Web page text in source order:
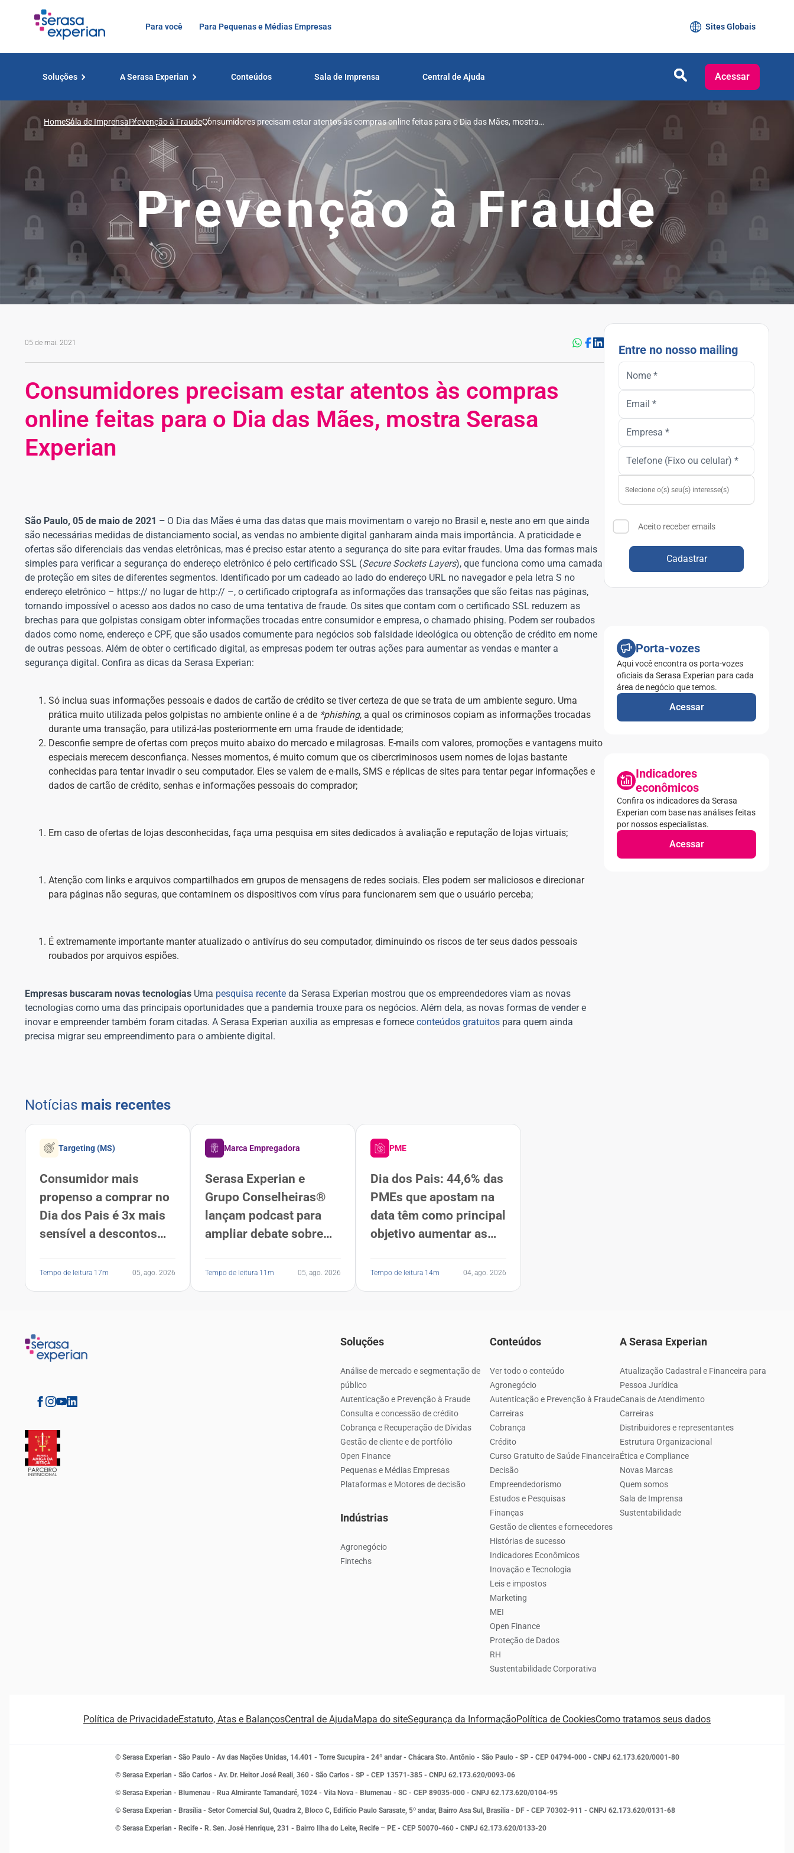
Para você Para Pequenas e Médias Empresas Sites Globais
Soluções A Serasa Experian Conteúdos Sala de Imprensa Central de Ajuda Acessar
HomeSala de ImprensaPrevenção à FraudeConsumidores precisam estar atentos às compras online feitas para o Dia das Mães, mostra
Prevenção à Fraude
05 de mai. 2021
Consumidores precisam estar atentos às compras
online feitas para o Dia das Mães, mostra Serasa
Experian
São Paulo, 05 de maio de 2021 – O Dia das Mães é uma das datas que mais movimentam o varejo no Brasil e, neste ano em que ainda
são necessárias medidas de distanciamento social, as vendas no ambiente digital ganharam ainda mais importância. A praticidade e
ofertas são diferenciais das vendas eletrônicas, mas é preciso estar atento a segurança do site para evitar fraudes. Uma das formas mais
simples para verificar a segurança do endereço eletrônico é pelo certificado SSL (Secure Sockets Layers), que funciona como uma camada
de proteção em sites de diferentes segmentos. Identificado por um cadeado ao lado do endereço URL no navegador e pela letra S no
endereço eletrônico – https:// no lugar de http:// –, o certificado criptografa as informações das transações que são feitas nas páginas,
tornando impossível o acesso aos dados no caso de uma tentativa de fraude. Os sites que contam com o certificado SSL reduzem as
brechas para que golpistas consigam obter informações trocadas entre consumidor e empresa, o chamado phising. Podem ser roubados
dados como nome, endereço e CPF, que são usados comumente para negócios sob falsidade ideológica ou obtenção de crédito em nome
de outras pessoas. Além de obter o certificado digital, as empresas podem ter outras ações para aumentar as vendas e manter a
segurança digital. Confira as dicas da Serasa Experian:
Só inclua suas informações pessoais e dados de cartão de crédito se tiver certeza de que se trata de um ambiente seguro. Uma
prática muito utilizada pelos golpistas no ambiente online é a de *phishing, a qual os criminosos copiam as informações trocadas
durante uma transação, para utilizá-las posteriormente em uma fraude de identidade;
Desconfie sempre de ofertas com preços muito abaixo do mercado e milagrosas. E-mails com valores, promoções e vantagens muito
especiais merecem desconfiança. Nesses momentos, é muito comum que os cibercriminosos usem nomes de lojas bastante
conhecidas para tentar invadir o seu computador. Eles se valem de e-mails, SMS e réplicas de sites para tentar pegar informações e
dados de cartão de crédito, senhas e informações pessoais do comprador;
Em caso de ofertas de lojas desconhecidas, faça uma pesquisa em sites dedicados à avaliação e reputação de lojas virtuais;
Atenção com links e arquivos compartilhados em grupos de mensagens de redes sociais. Eles podem ser maliciosos e direcionar
para páginas não seguras, que contaminem os dispositivos com vírus para funcionarem sem que o usuário perceba;
É extremamente importante manter atualizado o antivírus do seu computador, diminuindo os riscos de ter seus dados pessoais
roubados por arquivos espiões.
Empresas buscaram novas tecnologias Uma pesquisa recente da Serasa Experian mostrou que os empreendedores viam as novas
tecnologias como uma das principais oportunidades que a pandemia trouxe para os negócios. Além dela, as novas formas de vender e
inovar e empreender também foram citadas. A Serasa Experian auxilia as empresas e fornece conteúdos gratuitos para quem ainda
precisa migrar seu empreendimento para o ambiente digital.
Notícias mais recentes
Targeting (MS)
Consumidor mais
propenso a comprar no
Dia dos Pais é 3x mais
sensível a descontos
brasileiros, revela
Serasa Experian
Tempo de leitura 17m 05, ago. 2026
Marca Empregadora
Serasa Experian e
Grupo Conselheiras®
lançam podcast para
ampliar debate sobre
carreira
Tempo de leitura 11m 05, ago. 2026
PME
Dia dos Pais: 44,6% das
PMEs que apostam na
data têm como principal
objetivo aumentar as
pesquisa da Serasa
Experian
Tempo de leitura 14m 04, ago. 2026
Entre no nosso mailing
Aceito receber emails
Cadastrar
Porta-vozes
Aqui você encontra os porta-vozes
oficiais da Serasa Experian para cada
área de negócio que temos.
Acessar
Indicadores
econômicos
Confira os indicadores da Serasa
Experian com base nas análises feitas
por nossos especialistas.
Acessar
Soluções
Análise de mercado e segmentação de
público
Autenticação e Prevenção à Fraude
Consulta e concessão de crédito
Cobrança e Recuperação de Dívidas
Gestão de cliente e de portfólio
Open Finance
Pequenas e Médias Empresas
Plataformas e Motores de decisão
Indústrias
Agronegócio
Fintechs
Conteúdos
Ver todo o conteúdo
Agronegócio
Autenticação e Prevenção à Fraude
Carreiras
Cobrança
Crédito
Curso Gratuito de Saúde Financeira
Decisão
Empreendedorismo
Estudos e Pesquisas
Finanças
Gestão de clientes e fornecedores
Histórias de sucesso
Indicadores Econômicos
Inovação e Tecnologia
Leis e impostos
Marketing
MEI
Open Finance
Proteção de Dados
RH
Sustentabilidade Corporativa
A Serasa Experian
Atualização Cadastral e Financeira para
Pessoa Jurídica
Canais de Atendimento
Carreiras
Distribuidores e representantes
Estrutura Organizacional
Ética e Compliance
Novas Marcas
Quem somos
Sala de Imprensa
Sustentabilidade
Política de PrivacidadeEstatuto, Atas e BalançosCentral de AjudaMapa do siteSegurança da InformaçãoPolítica de CookiesComo tratamos seus dados
© Serasa Experian - São Paulo - Av das Nações Unidas, 14.401 - Torre Sucupira - 24º andar - Chácara Sto. Antônio - São Paulo - SP - CEP 04794-000 - CNPJ 62.173.620/0001-80
© Serasa Experian - São Carlos - Av. Dr. Heitor José Reali, 360 - São Carlos - SP - CEP 13571-385 - CNPJ 62.173.620/0093-06
© Serasa Experian - Blumenau - Rua Almirante Tamandaré, 1024 - Vila Nova - Blumenau - SC - CEP 89035-000 - CNPJ 62.173.620/0104-95
© Serasa Experian - Brasília - Setor Comercial Sul, Quadra 2, Bloco C, Edifício Paulo Sarasate, 5º andar, Bairro Asa Sul, Brasília - DF - CEP 70302-911 - CNPJ 62.173.620/0131-68
© Serasa Experian - Recife - R. Sen. José Henrique, 231 - Bairro Ilha do Leite, Recife – PE - CEP 50070-460 - CNPJ 62.173.620/0133-20